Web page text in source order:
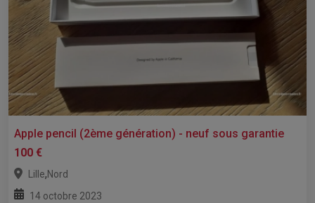
Apple pencil (2ème génération) - neuf sous garantie
100 €
Lille,Nord
14 octobre 2023